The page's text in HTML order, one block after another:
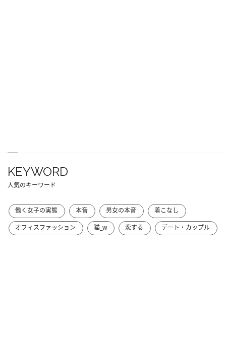
KEYWORD
人気のキーワード
働く女子の実態 本音 男女の本音
着こなし
オフィスファッション
猫_w 恋する デート・カップル